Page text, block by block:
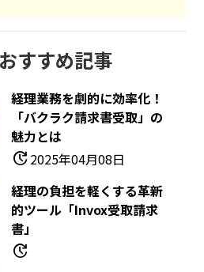
すすめ記事
経理業務を劇的に効率化！
「バクラク請求書受取」の
魅力とは
update2025年04月08日
経理の負担を軽くする革新
的ツール「invox受取請求
書」
update